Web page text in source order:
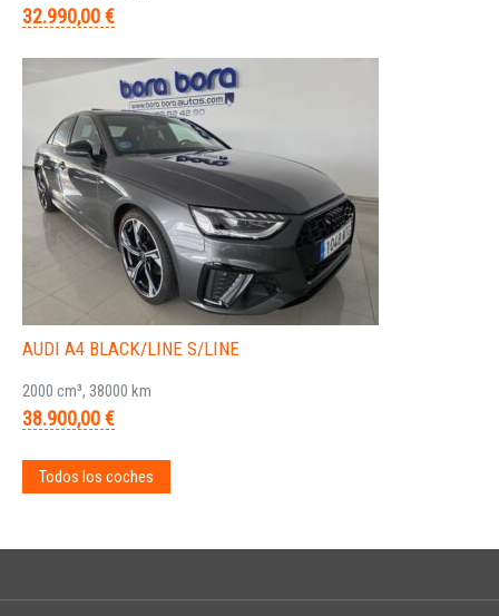
32.990,00 €
AUDI A4 BLACK/LINE S/LINE
2000 cm³, 38000 km
38.900,00 €
Todos los coches